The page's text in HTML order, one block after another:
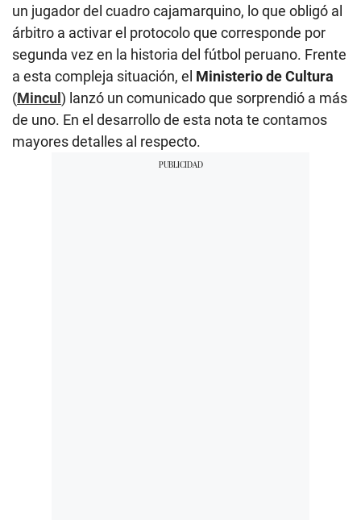
un jugador del cuadro cajamarquino, lo que obligó al
árbitro a activar el protocolo que corresponde por
segunda vez en la historia del fútbol peruano. Frente
a esta compleja situación, el Ministerio de Cultura
(Mincul) lanzó un comunicado que sorprendió a más
de uno. En el desarrollo de esta nota te contamos
mayores detalles al respecto.